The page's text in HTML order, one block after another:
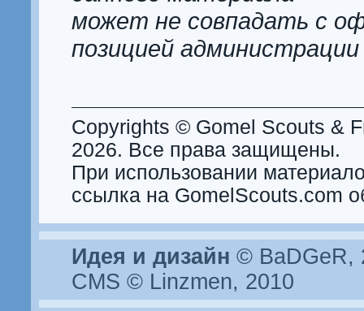
может не совпадать с
позицией
Copyrights © Gomel Scouts &
2026. Все права защищены.
При использовании
ссылка на GomelScouts.com
Идея и дизайн © BaDGeR,
CMS © Linzmen, 2010